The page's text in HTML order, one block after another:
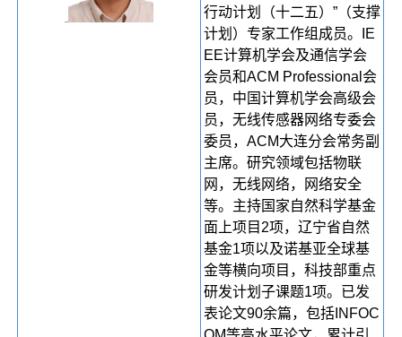
行动计划（十二五）”（支撑
计划）专家工作组成员。IE
EE计算机学会及通信学会
会员和ACM Professional会
员，中国计算机学会高级会
员，无线传感器网络专委会
委员，ACM大连分会常务副
主席。研究领域包括物联
网，无线网络，网络安全
等。主持国家自然科学基金
面上项目2项，辽宁省自然
基金1项以及诺基亚全球基
金等横向项目，科技部重点
研发计划子课题1项。已发
表论文90余篇，包括INFOC